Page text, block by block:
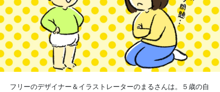
フリーのデザイナー＆イラストレーターのまるさんは。５歳の自